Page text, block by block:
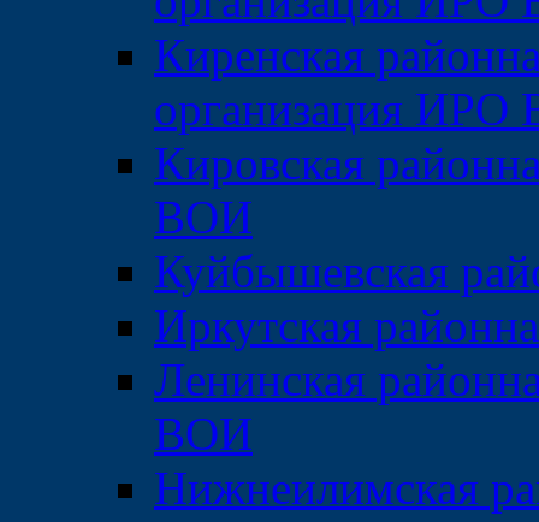
Киренская
организация
Кировская
ВОИ
Куйбышевская
Иркутская
Ленинская
ВОИ
Нижнеилимская